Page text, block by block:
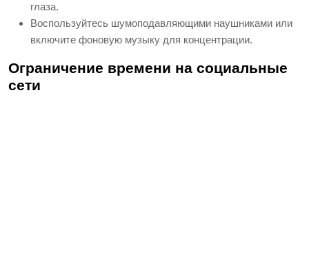
глаза.
Воспользуйтесь шумоподавляющими наушниками или
включите фоновую музыку для концентрации.
Ограничение времени на социальные
сети